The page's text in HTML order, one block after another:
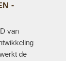
-
van
de